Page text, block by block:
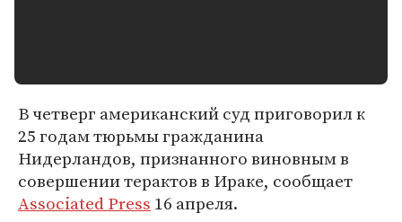
В четверг американский суд приговорил к
25 годам тюрьмы гражданина
Нидерландов, признанного виновным в
совершении терактов в Ираке, сообщает
Associated Press 16 апреля.